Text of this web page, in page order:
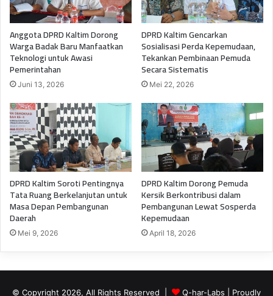
Anggota DPRD Kaltim Dorong
Warga Badak Baru Manfaatkan
Teknologi untuk Awasi
Pemerintahan
Juni 13, 2026
DPRD Kaltim Gencarkan
Sosialisasi Perda Kepemudaan,
Tekankan Pembinaan Pemuda
Secara Sistematis
Mei 22, 2026
DPRD Kaltim Soroti Pentingnya
Tata Ruang Berkelanjutan untuk
Masa Depan Pembangunan
Daerah
Mei 9, 2026
DPRD Kaltim Dorong Pemuda
Kersik Berkontribusi dalam
Pembangunan Lewat Sosperda
Kepemudaan
April 18, 2026
© Copyright 2026, All Rights Reserved | Q-har-Labs | Proudly